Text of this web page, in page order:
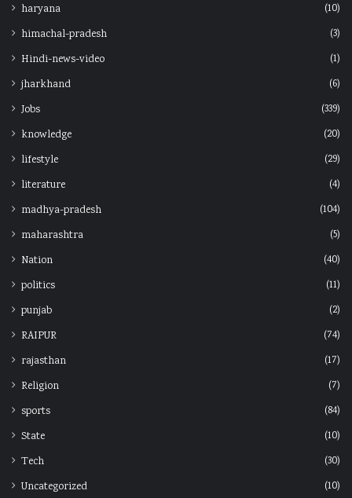
haryana
(10)
himachal-pradesh
(3)
Hindi-news-video
(1)
jharkhand
(6)
Jobs
(339)
knowledge
(20)
lifestyle
(29)
literature
(4)
madhya-pradesh
(104)
maharashtra
(5)
Nation
(40)
politics
(11)
punjab
(2)
RAIPUR
(74)
rajasthan
(17)
Religion
(7)
sports
(84)
State
(10)
Tech
(30)
Uncategorized
(10)